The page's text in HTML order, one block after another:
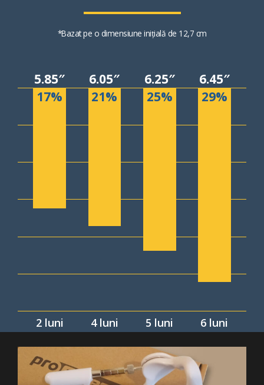
*Bazat pe o dimensiune inițială de 12,7 cm
2 luni 4 luni 5 luni 6 luni
5.85″
17%
6.05″
21%
6.25″
25%
6.45″
29%